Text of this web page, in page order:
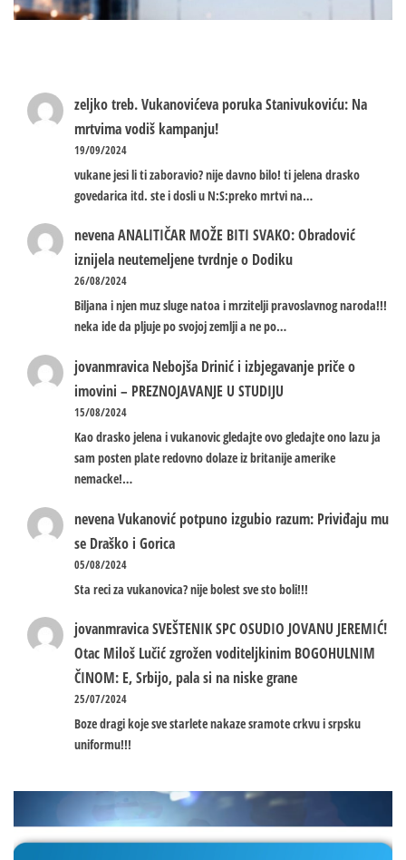
zeljko treb.Vukanovićeva poruka Stanivukoviću: Na
mrtvima vodiš kampanju!
19/09/2024
vukane jesi li ti zaboravio? nije davno bilo! ti jelena drasko
govedarica itd. ste i dosli u N:S:preko mrtvi na…
nevenaANALITIČAR MOŽE BITI SVAKO: Obradović
iznijela neutemeljene tvrdnje o Dodiku
26/08/2024
Biljana i njen muz sluge natoa i mrzitelji pravoslavnog naroda!!!
neka ide da pljuje po svojoj zemlji a ne po…
jovanmravica Nebojša Drinić i izbjegavanje priče o
imovini – PREZNOJAVANJE U STUDIJU
15/08/2024
Kao drasko jelena i vukanovic gledajte ovo gledajte ono lazu ja
sam posten plate redovno dolaze iz britanije amerike
nemacke!…
nevenaVukanović potpuno izgubio razum: Priviđaju mu
se Draško i Gorica
05/08/2024
Sta reci za vukanovica? nije bolest sve sto boli!!!
jovanmravicaSVEŠTENIK SPC OSUDIO JOVANU JEREMIĆ!
Otac Miloš Lučić zgrožen voditeljkinim BOGOHULNIM
ČINOM: E, Srbijo, pala si na niske grane
25/07/2024
Boze dragi koje sve starlete nakaze sramote crkvu i srpsku
uniformu!!!